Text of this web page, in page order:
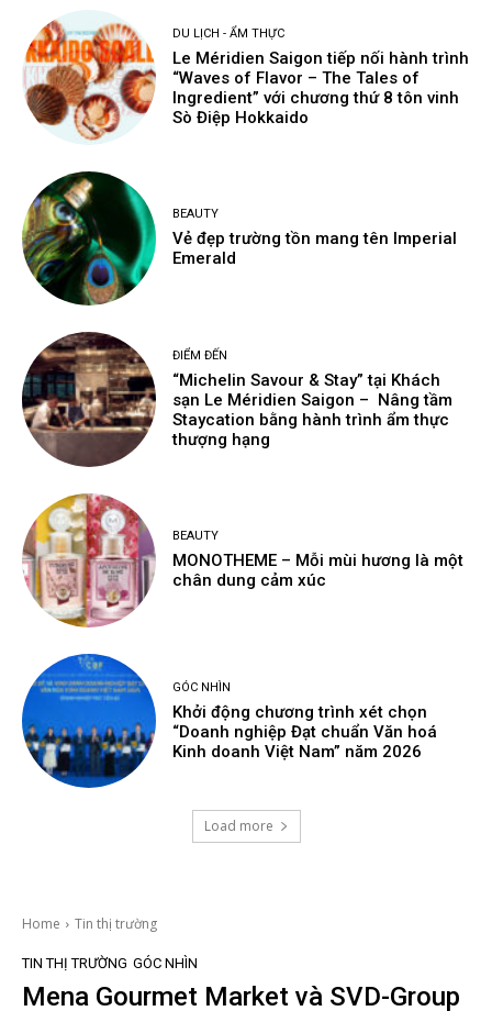
DU LỊCH - ẨM THỰC
Le Méridien Saigon tiếp nối hành trình
“Waves of Flavor – The Tales of
Ingredient” với chương thứ 8 tôn vinh
Sò Điệp Hokkaido
BEAUTY
Vẻ đẹp trường tồn mang tên Imperial
Emerald
ĐIỂM ĐẾN
“Michelin Savour & Stay” tại Khách
sạn Le Méridien Saigon – Nâng tầm
Staycation bằng hành trình ẩm thực
thượng hạng
BEAUTY
MONOTHEME – Mỗi mùi hương là một
chân dung cảm xúc
GÓC NHÌN
Khởi động chương trình xét chọn
“Doanh nghiệp Đạt chuẩn Văn hoá
Kinh doanh Việt Nam” năm 2026
Load more